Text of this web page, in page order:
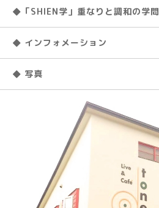
◆「SHIEN学」重なりと調和の学問
◆ インフォメーション
◆ 写真